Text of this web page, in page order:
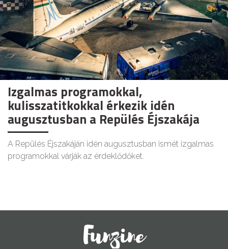
Izgalmas programokkal,
kulisszatitkokkal érkezik idén
augusztusban a Repülés Éjszakája
A Repülés Éjszakáján idén augusztusban ismét izgalmas
programokkal várják az érdeklődőket.